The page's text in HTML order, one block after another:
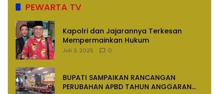
PEWARTA TV
Kapolri dan Jajarannya Terkesan
Mempermainkan Hukum
Juli 3, 2025 0
BUPATI SAMPAIKAN RANCANGAN
PERUBAHAN APBD TAHUN ANGGARAN